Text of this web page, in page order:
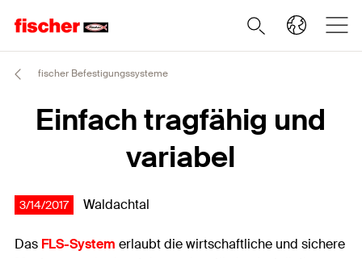
fischer Befestigungssysteme
Einfach tragfähig und
variabel
3/14/2017 Waldachtal
Das FLS-System erlaubt die wirtschaftliche und sichere